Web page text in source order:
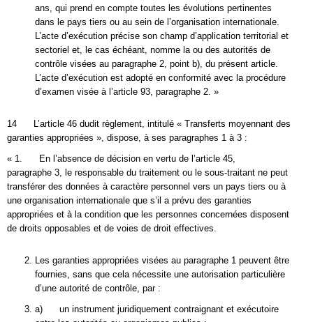
ans, qui prend en compte toutes les évolutions pertinentes
dans le pays tiers ou au sein de l’organisation internationale.
L’acte d’exécution précise son champ d’application territorial et
sectoriel et, le cas échéant, nomme la ou des autorités de
contrôle visées au paragraphe 2, point b), du présent article.
L’acte d’exécution est adopté en conformité avec la procédure
d’examen visée à l’article 93, paragraphe 2. »
14 L’article 46 dudit règlement, intitulé « Transferts moyennant des
garanties appropriées », dispose, à ses paragraphes 1 à 3 :
« 1. En l’absence de décision en vertu de l’article 45,
paragraphe 3, le responsable du traitement ou le sous-traitant ne peut
transférer des données à caractère personnel vers un pays tiers ou à
une organisation internationale que s’il a prévu des garanties
appropriées et à la condition que les personnes concernées disposent
de droits opposables et de voies de droit effectives.
Les garanties appropriées visées au paragraphe 1 peuvent être
fournies, sans que cela nécessite une autorisation particulière
d’une autorité de contrôle, par :
a) un instrument juridiquement contraignant et exécutoire